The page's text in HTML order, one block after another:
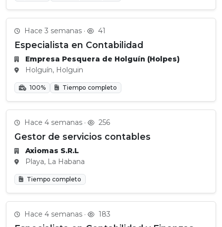
Hace 3 semanas · 41
Especialista en Contabilidad
Empresa Pesquera de Holguín (Holpes)
Holguín, Holguin
100% Tiempo completo
Hace 4 semanas · 256
Gestor de servicios contables
Axiomas S.R.L
Playa, La Habana
Tiempo completo
Hace 4 semanas · 183